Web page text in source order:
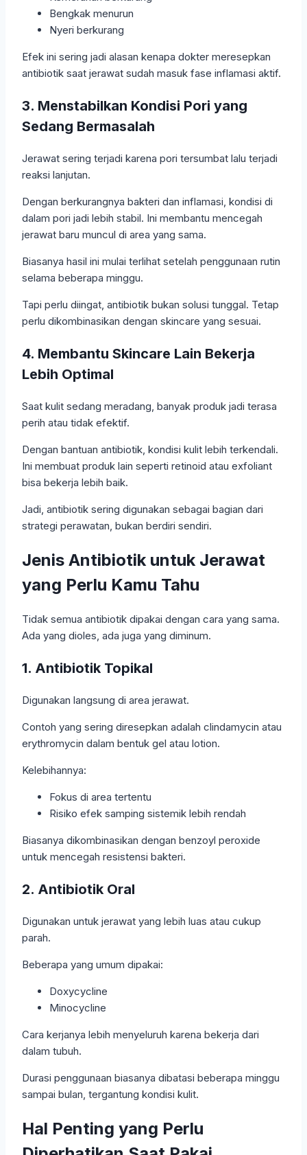
Bengkak menurun
Nyeri berkurang
Efek ini sering jadi alasan kenapa dokter meresepkan
antibiotik saat jerawat sudah masuk fase inflamasi aktif.
3. Menstabilkan Kondisi Pori yang
Sedang Bermasalah
Jerawat sering terjadi karena pori tersumbat lalu terjadi
reaksi lanjutan.
Dengan berkurangnya bakteri dan inflamasi, kondisi di
dalam pori jadi lebih stabil. Ini membantu mencegah
jerawat baru muncul di area yang sama.
Biasanya hasil ini mulai terlihat setelah penggunaan rutin
selama beberapa minggu.
Tapi perlu diingat, antibiotik bukan solusi tunggal. Tetap
perlu dikombinasikan dengan skincare yang sesuai.
4. Membantu Skincare Lain Bekerja
Lebih Optimal
Saat kulit sedang meradang, banyak produk jadi terasa
perih atau tidak efektif.
Dengan bantuan antibiotik, kondisi kulit lebih terkendali.
Ini membuat produk lain seperti retinoid atau exfoliant
bisa bekerja lebih baik.
Jadi, antibiotik sering digunakan sebagai bagian dari
strategi perawatan, bukan berdiri sendiri.
Jenis Antibiotik untuk Jerawat
yang Perlu Kamu Tahu
Tidak semua antibiotik dipakai dengan cara yang sama.
Ada yang dioles, ada juga yang diminum.
1. Antibiotik Topikal
Digunakan langsung di area jerawat.
Contoh yang sering diresepkan adalah clindamycin atau
erythromycin dalam bentuk gel atau lotion.
Kelebihannya:
Fokus di area tertentu
Risiko efek samping sistemik lebih rendah
Biasanya dikombinasikan dengan benzoyl peroxide
untuk mencegah resistensi bakteri.
2. Antibiotik Oral
Digunakan untuk jerawat yang lebih luas atau cukup
parah.
Beberapa yang umum dipakai:
Doxycycline
Minocycline
Cara kerjanya lebih menyeluruh karena bekerja dari
dalam tubuh.
Durasi penggunaan biasanya dibatasi beberapa minggu
sampai bulan, tergantung kondisi kulit.
Hal Penting yang Perlu